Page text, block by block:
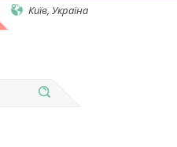
Київ, Україна